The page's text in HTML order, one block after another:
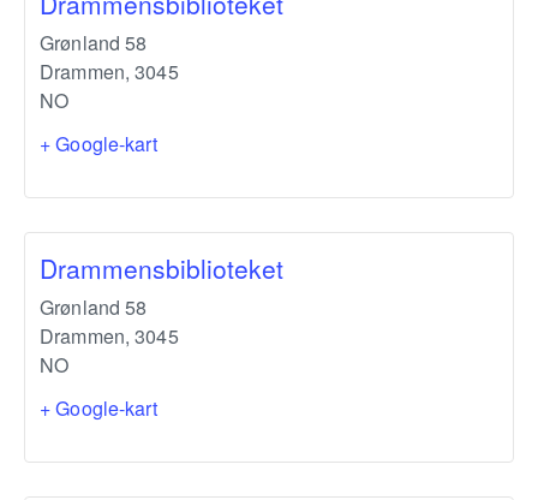
Grønland 58
Drammen, 3045
NO
+ Google-kart
Drammensbiblioteket
Grønland 58
Drammen, 3045
NO
+ Google-kart